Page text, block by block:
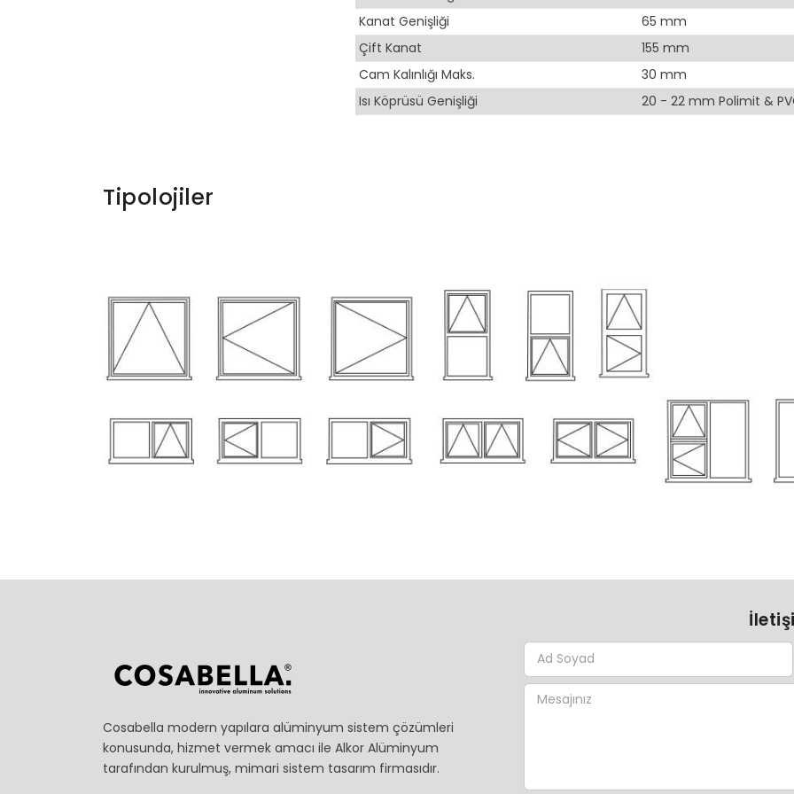
Kanat Genişliği
65 mm
Çift Kanat
155 mm
Cam Kalınlığı Maks.
30 mm
Isı Köprüsü Genişliği
20 - 22 mm Polimit &
Tipolojiler
Cosabella modern yapılara alüminyum sistem çözümleri
konusunda, hizmet vermek amacı ile Alkor Alüminyum
tarafından kurulmuş, mimari sistem tasarım firmasıdır.